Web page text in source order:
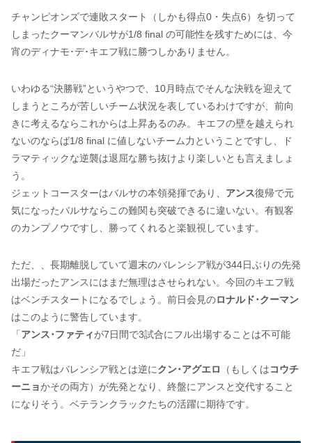
チャンピオンズで連敗スタート（しかも得点0・失点6）を切って
しまったクーマンバルサが1/8 final の可能性を残すためには、今
宵のディナモ･デ･キエフ戦に勝つしかありません。
いわゆる“決勝戦”というやつで、10月時点でそんな決戦を迎えて
しまうところが苦しいチーム状況を表しているわけですが、前向
きに考えるならこれからは上昇あるのみ。キエフの壁を越えられ
ないのならば1/8 final に値しないチーム力ということですし、ド
ラマティックな逆襲は退屈な勝ち抜けより楽しいとも言えましょ
う。
ジェットコースターはバルサの本領発揮であり、 アンス復帰で元
気になったバルサならこの難関も突破できるに違いない。有観客
のカンプノウですし、勝ってくれると楽観視しています。
ただ、、長期離脱していて週末のバレンシア戦が344日ぶりの先発
出場だったアンスにはまだ無理はさせられない。今回のキエフ戦
はベンチスタートになるでしょう。前日会見のロナルド･クーマン
はこのように警告しています。
「 アンス･ファティが7日間で3試合にフル出場することは不可能
だ」
キエフ戦はバレンシア戦とは逆にクン･アグエロ （もしくはコウチ
ーニョかその両方）が先発となり、終盤にアンスと交代すること
になりそう。ベテランクラックたちの活躍に期待です。